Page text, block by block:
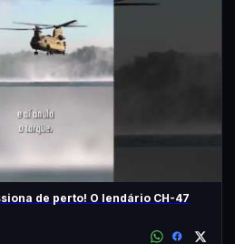
de perto! O lendário CH-47